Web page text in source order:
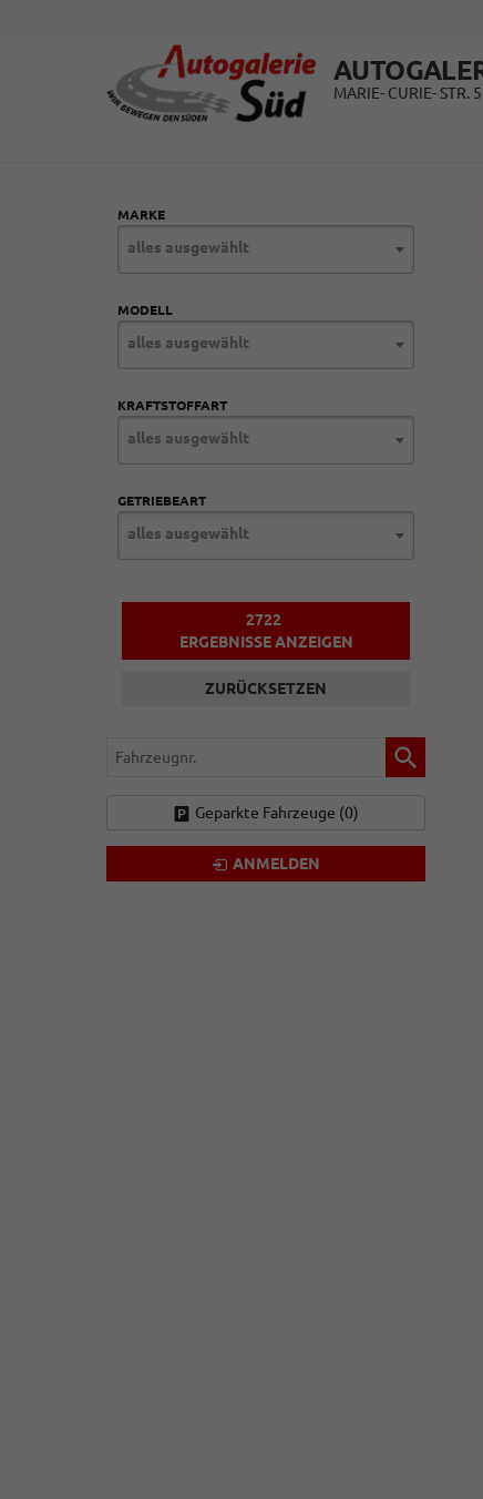
MARIE- CURIE- STR. 5
MARKE
alles ausgewählt
MODELL
alles ausgewählt
KRAFTSTOFFART
alles ausgewählt
GETRIEBEART
alles ausgewählt
2722
ERGEBNISSE ANZEIGEN
ZURÜCKSETZEN
Fahrzeugnr.
Geparkte Fahrzeuge (0)
ANMELDEN